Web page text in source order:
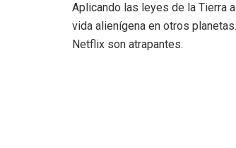
Aplicando las leyes de la Tierra
vida alienígena en otros
Netflix son atrapantes.